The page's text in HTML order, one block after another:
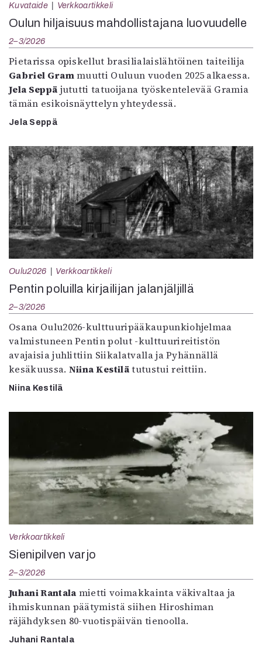
Kuvataide Verkkoartikkeli
Oulun hiljaisuus mahdollistajana luovuudelle
2–3/2026
Pietarissa opiskellut brasilialaislähtöinen taiteilija
Gabriel Grammuutti Ouluun vuoden 2025 alkaessa.
Jela Seppä jututti tatuoijana työskentelevää Gramia
tämän esikoisnäyttelyn yhteydessä.
Jela Seppä
Oulu2026 Verkkoartikkeli
Pentin poluilla kirjailijan jalanjäljillä
2–3/2026
Osana Oulu2026-kulttuuripääkaupunkiohjelmaa
valmistuneen Pentin polut -kulttuurireitistön
avajaisia juhlittiin Siikalatvalla ja Pyhännällä
kesäkuussa. Niina Kestilätutustui reittiin.
Niina Kestilä
Verkkoartikkeli
Sienipilven varjo
2–3/2026
Juhani Rantala mietti voimakkainta väkivaltaa ja
ihmiskunnan päätymistä siihen Hiroshiman
räjähdyksen 80-vuotispäivän tienoolla.
Juhani Rantala